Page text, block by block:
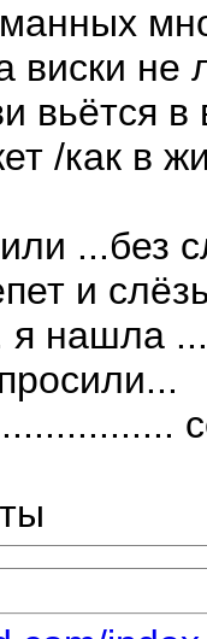
виски не
вьётся
/как в
...без
и
нашла